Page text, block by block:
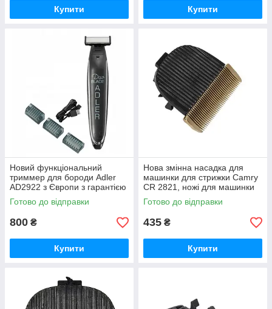
Купити Купити
Новий функціональний
триммер для бороди Adler
AD2922 з Європи з гарантією
Готово до відправки
800 ₴
Купити
Нова змінна насадка для
машинки для стрижки Camry
CR 2821, ножі для машинки
для стрижки Camry CR 2821 з
Європи.
Готово до відправки
435 ₴
Купити